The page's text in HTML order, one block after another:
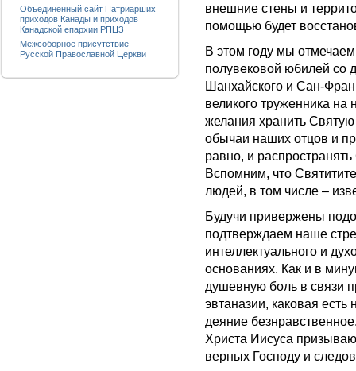
внешние стены и
помощью будет
В этом году мы
полувековой юбилей со
Шанхайского и Сан-
великого труженника на
желания хранить
обычаи наших отцов и
равно, и
Вспомним, что
людей, в том числе –
Будучи привержены
подтверждаем наше
интеллектуального и
основаниях. Как и в
душевную боль в связи
эвтаназии, каковая есть
деяние
Христа Иисуса
верных Господу и
Объединенный сайт Патриарших
приходов Канады и приходов
Канадской епархии РПЦЗ
Межсоборное присутствие
Русской Православной Церкви